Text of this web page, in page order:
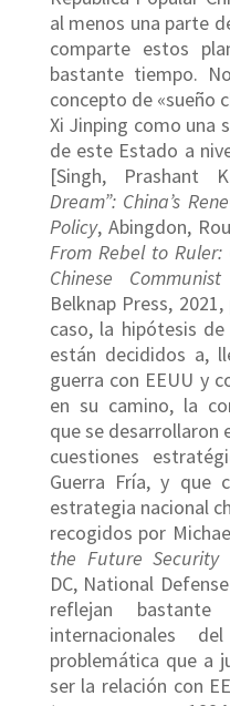
al menos una parte
comparte estos
bastante tiempo.
concepto de «sueño
Xi Jinping como una
de este Estado a
[Singh, Prashant
Dream”: China’s
Policy, Abingdon,
From Rebel to
Chinese
Belknap Press,
caso, la hipótesis
están decididos a,
guerra con EEUU y
en su camino, la
que se desarrollaron
cuestiones
Guerra Fría, y que
estrategia nacional
recogidos por
the Future Security
DC, National
reflejan
internacionales
problemática que a
ser la relación con